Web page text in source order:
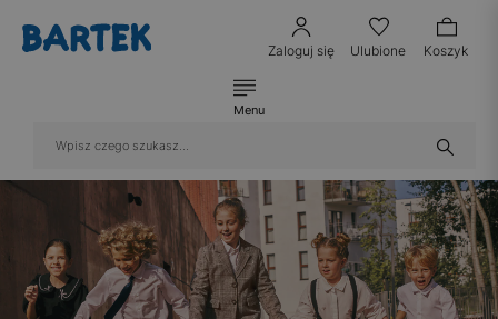
Zaloguj się Ulubione Koszyk
Menu